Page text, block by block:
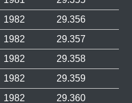
1982
29.356
1982
29.357
1982
29.358
1982
29.359
1982
29.360